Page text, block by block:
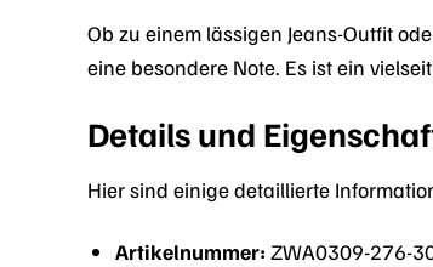
Ob zu einem lässigen Jeans-Outfit
eine besondere Note. Es ist ein
Details und
Hier sind einige detaillierte
Artikelnummer: ZWA0309-276-